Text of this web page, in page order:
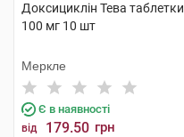
Доксициклін Тева таблетки
100 мг 10 шт
Меркле
Є в наявності
від 179.50 грн